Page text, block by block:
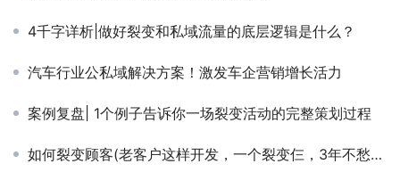
4千字详析|做好裂变和私域流量的底层逻辑是什么？
汽车行业公私域解决方案！激发车企营销增长活力
案例复盘| 1个例子告诉你一场裂变活动的完整策划过程
如何裂变顾客(老客户这样开发，一个裂变仨，3年不愁没顾客)